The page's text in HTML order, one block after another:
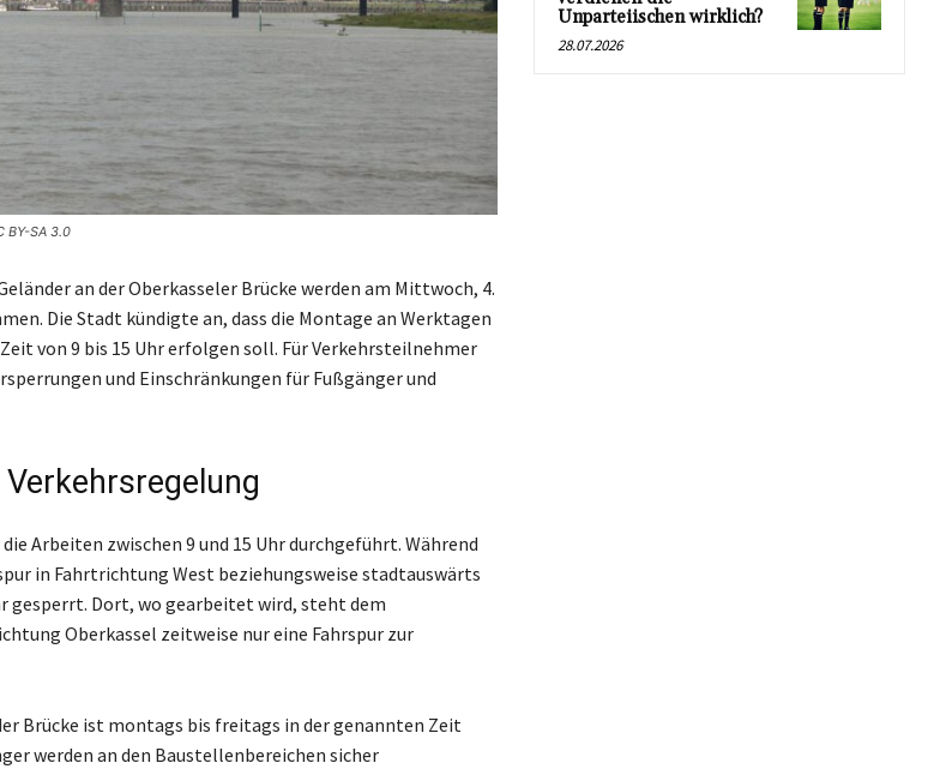
BY-SA 3.0
an der Oberkasseler Brücke werden am Mittwoch, 4.
Die Stadt kündigte an, dass die Montage an Werktagen
von 9 bis 15 Uhr erfolgen soll. Für Verkehrsteilnehmer
und Einschränkungen für Fußgänger und
Arbeiten zwischen 9 und 15 Uhr durchgeführt. Während
in Fahrtrichtung West beziehungsweise stadtauswärts
gesperrt. Dort, wo gearbeitet wird, steht dem
Oberkassel zeitweise nur eine Fahrspur zur
Brücke ist montags bis freitags in der genannten Zeit
werden an den Baustellenbereichen sicher
Unparteiischen wirklich?
28.07.2026